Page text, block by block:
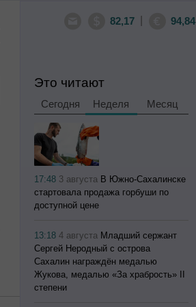
82,17 94,84
Это читают
Сегодня Неделя Месяц
17:48 3 августа В Южно-Сахалинске
стартовала продажа горбуши по
доступной цене
13:184 августа Младший сержант
Сергей Неродный с острова
Сахалин награждён медалью
Жукова, медалью «За храбрость» II
степени